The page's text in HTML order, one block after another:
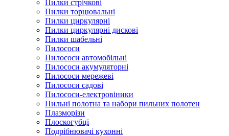
Пилки стрічкові
Пилки торцювальні
Пилки циркулярні
Пилки циркулярні дискові
Пилки шабельні
Пилососи
Пилососи автомобільні
Пилососи акумуляторні
Пилососи мережеві
Пилососи садові
Пилососи-електровіники
Пильні полотна та набори пильних полотен
Плазморізи
Плоскогубці
Подрібнювачі кухонні